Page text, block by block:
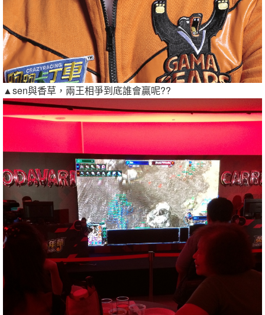
▲sen與香草，兩王相爭到底誰會贏呢??